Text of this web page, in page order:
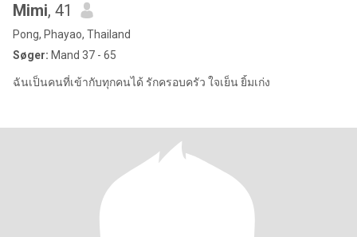
Mimi, 41
Pong, Phayao, Thailand
Søger: Mand 37 - 65
ฉันเป็นคนที่เข้ากับทุกคนได้ รักครอบครัว ใจเย็น ยิ้มเก่ง